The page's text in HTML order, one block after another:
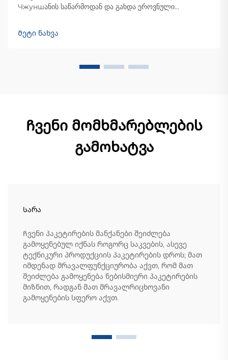
Чжуншანის საწარმოდან და გახდა ეროვნული
60-ზე მეტი ქვეყნის მომხმარებლებს. გაეცანით მათი
ინტელექტუალურად მოწყობილ საწონო ამონახსნებს —
Მეტი ნახვა
Ჩვენი მომხმარებლების
გამოხატვა
Სარა
Ჩვენი პაკეტირების მანქანები შეიძლება
გამოყენებულ იქნას როგორც საკვების, ასევე
ტექნიკური პროდუქციის პაკეტირების დროს; მათ
იმდენად მრავალფუნქციურობა აქვთ, რომ მათ
შეიძლება გამოყენება ნებისმიერი პაკეტირების
მიზნით, რადგან მათ მრავალრიცხოვანი
გამოყენების სფერო აქვთ.